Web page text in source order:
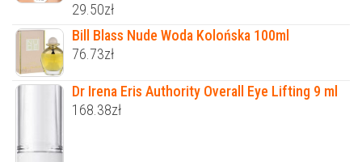
29.50zł
Bill Blass Nude Woda Kolońska 100ml
76.73zł
Dr Irena Eris Authority Overall Eye Lifting 9 ml
168.38zł